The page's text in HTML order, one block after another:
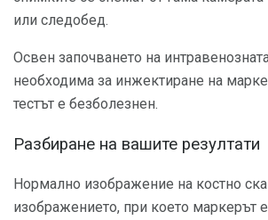
или следобед.
Освен започването на
необходима за инжектиране на
тестът е безболезнен.
Разбиране на вашите резултати
Нормално изображение на костно
изображението, при което маркерът